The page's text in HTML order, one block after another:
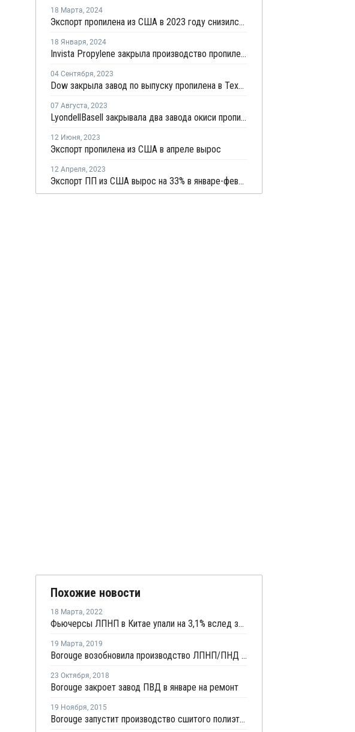
18 Марта, 2024
Экспорт пропилена из США в 2023 году снизился на 3%
18 Января, 2024
Invista Propylene закрыла производство пропилена в Техасе
04 Сентября, 2023
Dow закрыла завод по выпуску пропилена в Техасе на ремонт
07 Августа, 2023
LyondellBasell закрывала два завода окиси пропилена и стирола в США и Европе на ремонт в июле-августе
12 Июня, 2023
Экспорт пропилена из США в апреле вырос
12 Апреля, 2023
Экспорт ПП из США вырос на 33% в январе-феврале
Похожие новости
18 Марта, 2022
Фьючерсы ЛПНП в Китае упали на 3,1% вслед за снижением котировок сырой нефти
19 Марта, 2019
Borouge возобновила производство ЛПНП/ПНД на линии №6 после ремонта
23 Октября, 2018
Borouge закроет завод ПВД в январе на ремонт
19 Ноября, 2015
Borouge запустит производство сшитого полиэтилена в Абу-Даби в начале 2016 года